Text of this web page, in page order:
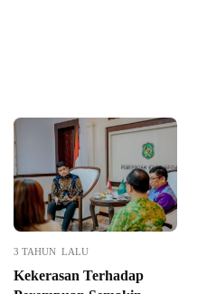
3 TAHUN LALU
Kekerasan Terhadap